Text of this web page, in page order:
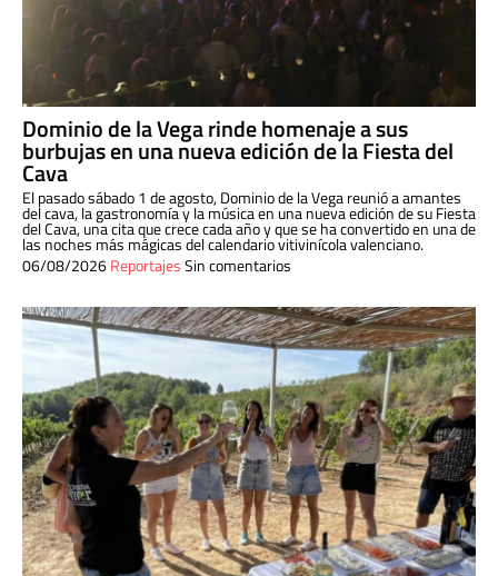
Dominio de la Vega rinde homenaje a sus
burbujas en una nueva edición de la Fiesta del
Cava
El pasado sábado 1 de agosto, Dominio de la Vega reunió a amantes
del cava, la gastronomía y la música en una nueva edición de su Fiesta
del Cava, una cita que crece cada año y que se ha convertido en una de
las noches más mágicas del calendario vitivinícola valenciano.
06/08/2026ReportajesSin comentarios